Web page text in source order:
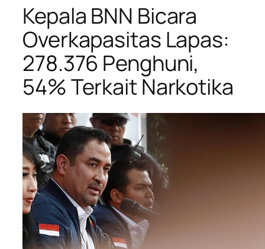
Kepala BNN Bicara
Overkapasitas Lapas:
278.376 Penghuni,
54% Terkait Narkotika